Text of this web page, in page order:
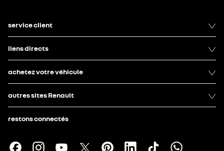
service client
liens directs
achetez votre véhicule
autres sites Renault
restons connectés